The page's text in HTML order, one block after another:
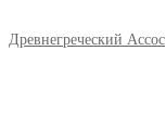
Древнегреческий Ассос